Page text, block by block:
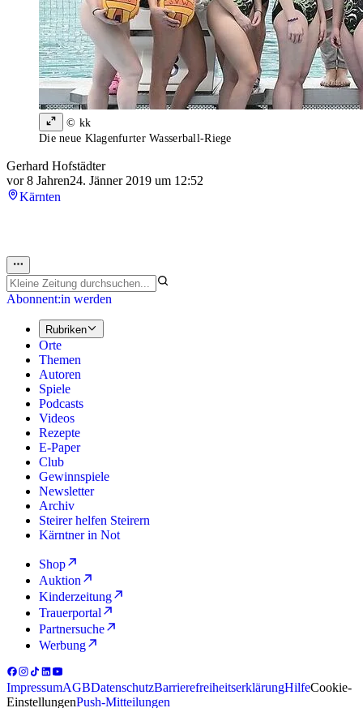
© kk
Die neue Klagenfurter Wasserball-Riege
Gerhard Hofstädter
vor 8 Jahren24. Jänner 2019 um 12:52
Kärnten
Abonnent:in werden
Rubriken
Orte
Themen
Autoren
Spiele
Podcasts
Videos
Rezepte
E-Paper
Club
Gewinnspiele
Newsletter
Archiv
Steirer helfen Steirern
Kärntner in Not
Shop
Auktion
Kinderzeitung
Trauerportal
Partnersuche
Werbung
ImpressumAGBDatenschutzBarrierefreiheitserklärungHilfeCookie-
EinstellungenPush-Mitteilungen